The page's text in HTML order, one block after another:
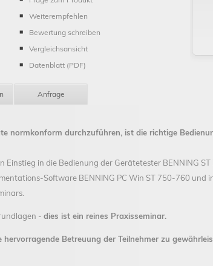
Weiterempfehlen
Bewertung schreiben
Vergleichsansicht
Datenblatt (PDF)
Anfrage
normkonform durchzuführen, ist die richtige
Einstieg in die Bedienung der Gerätetester BENNING ST
Software BENNING PC Win ST 750-760 und
- dies ist ein reines Praxisseminar.
Betreuung der Teilnehmer zu